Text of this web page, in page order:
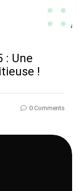
: Une
!
0 Comments